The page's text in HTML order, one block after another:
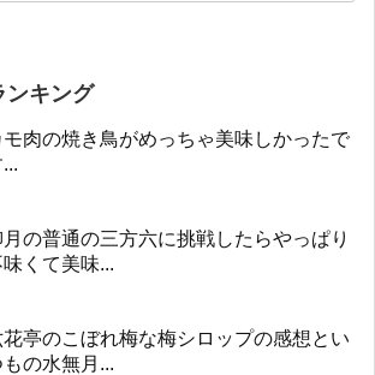
ンキング
モ肉の焼き鳥がめっちゃ美味しかったで
の普通の三方六に挑戦したらやっぱり
くて美味...
花亭のこぼれ梅な梅シロップの感想とい
の水無月...